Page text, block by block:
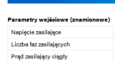
Parametry wejściowe (znamionowe)
Napięcie zasilające
Liczba faz zasilających
Prąd zasilający ciągły